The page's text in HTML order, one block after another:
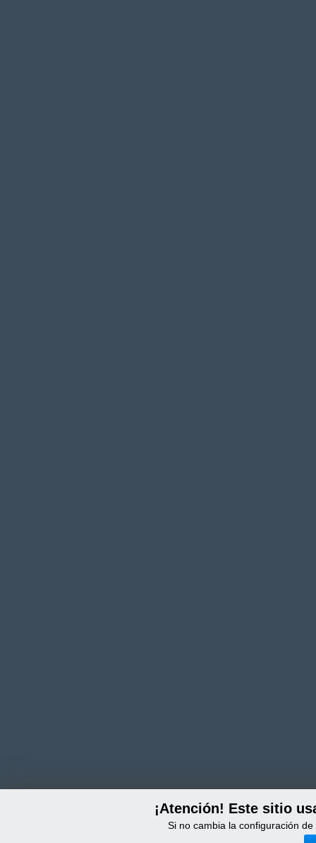
¡Atención! Este sitio
Si no cambia la configuración